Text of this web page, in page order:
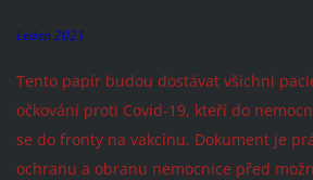
Leden 2021
Tento papír budou dostávat všichni
očkování proti Covid-19, kteří do
se do fronty na vakcínu. Dokument je
ochranu a obranu nemocnice před